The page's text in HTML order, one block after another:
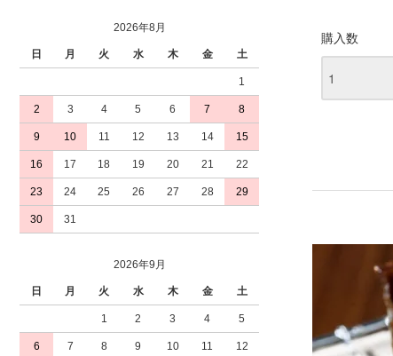
2026年8月
日 月 火 水 木 金 土
1
2 3 4 5 6 7 8
9 10 11 12 13 14 15
16 17 18 19 20 21 22
23 24 25 26 27 28 29
30 31
2026年9月
日 月 火 水 木 金 土
1 2 3 4 5
6 7 8 9 10 11 12
購入数